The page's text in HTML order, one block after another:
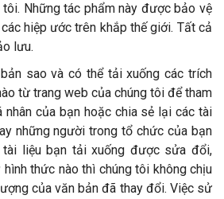
Những tác phẩm này được bảo vệ
hiệp ước trên khắp thế giới. Tất cả
lưu.
sao và có thể tải xuống các trích
từ trang web của chúng tôi để tham
nhân của bạn hoặc chia sẻ lại các tài
những người trong tổ chức của bạn
tài liệu bạn tải xuống được sửa đổi,
thức nào thì chúng tôi không chịu
của văn bản đã thay đổi. Việc sử